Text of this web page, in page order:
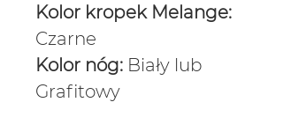
Kolor kropek Melange:
Czarne
Kolor nóg: Biały lub
Grafitowy